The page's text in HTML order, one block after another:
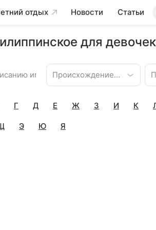
отдых Новости Статьи
для
Происхождение имени
Г Д Е Ж З И К
Э Ю Я